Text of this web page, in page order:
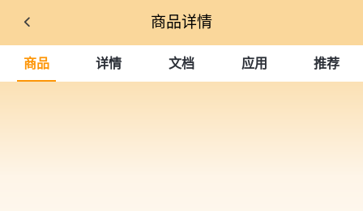
商品详情
商品 详情 文档 应用 推荐